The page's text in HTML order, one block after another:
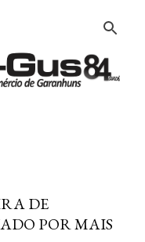
DE
POR MAIS